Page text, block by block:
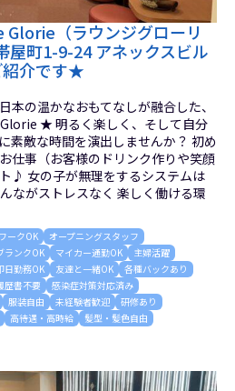
Glorie（ラウンジグローリ
屋町1-9-24 アネックスビル
紹介です★
本の温かなおもてなしが融合した、
★ 明るく楽しく、そして自分
素敵な時間を演出しませんか？ 初め
仕事（お客様のドリンク作りや笑顔
♪ 女の子が無理をするシステムは
ながストレスなく 楽しく働ける環
ークOK
オープニングスタッフ
ランクOK マイカー通勤OK
主婦活躍
日勤務OK 友達と一緒OK
各種バックあり
歴書不要
感染症対策対応済み
服装自由 未経験者歓迎
研修あり
高待遇・高時給 髪型・髪色自由